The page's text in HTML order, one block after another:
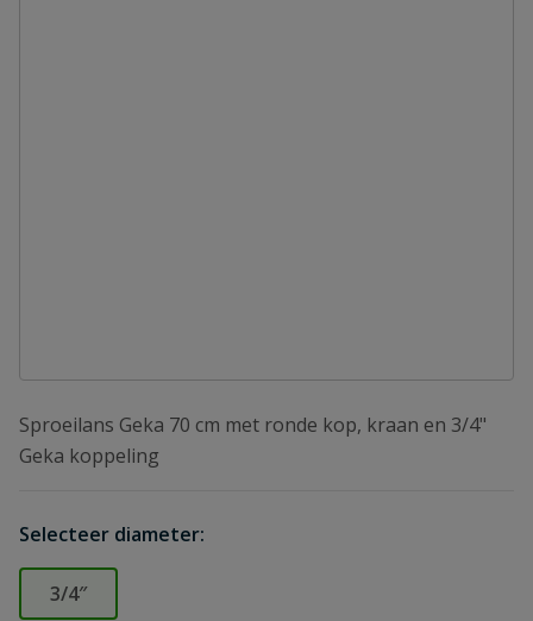
Sproeilans Geka 70 cm met ronde kop, kraan en 3/4"
Geka koppeling
Selecteer diameter:
3/4″